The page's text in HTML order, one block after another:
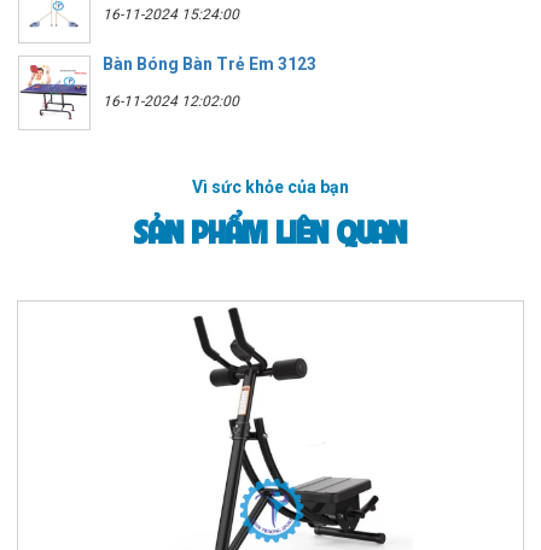
16-11-2024 15:24:00
Bàn Bóng Bàn Trẻ Em 3123
16-11-2024 12:02:00
Vì sức khỏe của bạn
SẢN PHẨM LIÊN QUAN